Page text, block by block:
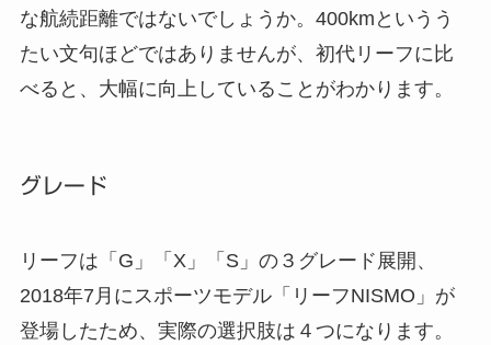
な航続距離ではないでしょうか。400kmというう
たい文句ほどではありませんが、初代リーフに比
べると、大幅に向上していることがわかります。
グレード
リーフは「G」「X」「S」の３グレード展開、
2018年7月にスポーツモデル「リーフNISMO」が
登場したため、実際の選択肢は４つになります。